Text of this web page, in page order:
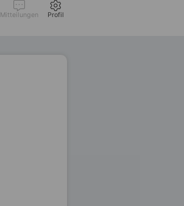
Mitteilungen Profil